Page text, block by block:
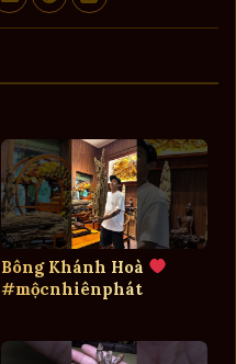
Bông Khánh Hoà
#mộcnhiênphát